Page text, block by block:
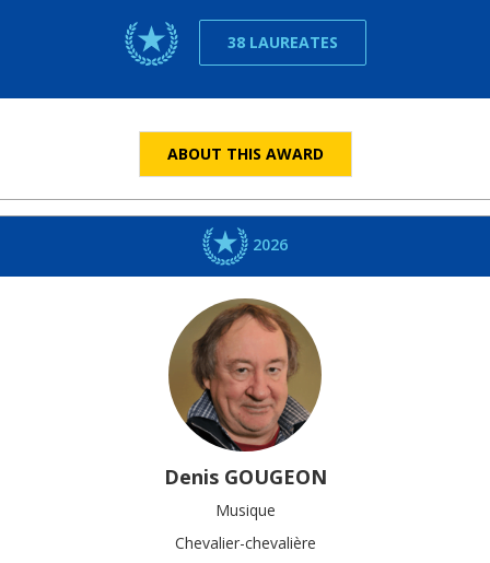
38 LAUREATES
ABOUT THIS AWARD
2026
Denis GOUGEON
Musique
Chevalier-chevalière